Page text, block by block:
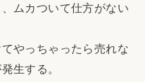
ムカついて仕方がない
やっちゃったら売れな
生する。